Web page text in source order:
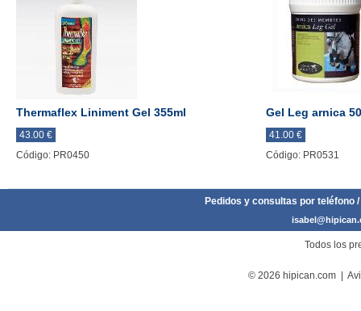
Thermaflex Liniment Gel 355ml
43.00 €
Código: PR0450
Gel Leg arnica
41.00 €
Código: PR0531
Pedidos y consultas por teléfono
Todos los
© 2026 hipican.com |